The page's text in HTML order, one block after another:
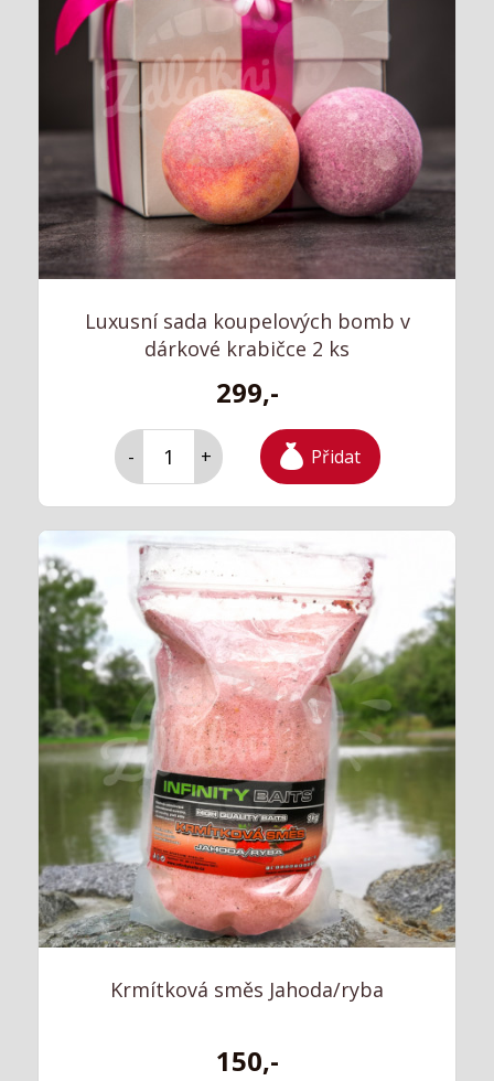
Luxusní sada koupelových bomb v
dárkové krabičce 2 ks
299,-
- + Přidat
Krmítková směs Jahoda/ryba
150,-